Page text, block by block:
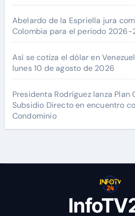
Abelardo de la Espriella jura
Colombia para el periodo 2026-
Así se cotiza el dólar en
lunes 10 de agosto de 2026
Presidenta Rodríguez lanza
Subsidio Directo en encuentro
Condominio